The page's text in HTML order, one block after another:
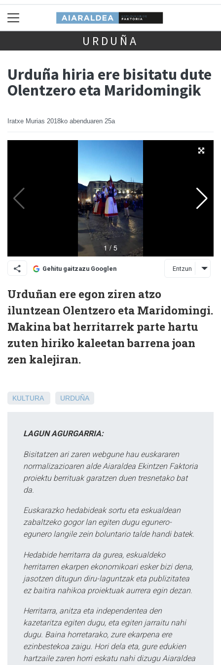
URDUÑA
Urduña hiria ere bisitatu dute
Olentzero eta Maridomingik
Iratxe Murias 2018ko abenduaren 25a
Gehitu gaitzazu Googlen Entzun
Urduñan ere egon ziren atzo
iluntzean Olentzero eta Maridomingi.
Makina bat herritarrek parte hartu
zuten hiriko kaleetan barrena joan
zen kalejiran.
KULTURA URDUÑA
LAGUN AGURGARRIA:
Bisitatzen ari zaren webgune hau euskararen
normalizazioaren alde Aiaraldea Ekintzen Faktoria
proiektu berrituak garatzen duen tresnetako bat
da.
Euskarazko hedabideak sortu eta eskualdean
zabaltzeko gogor lan egiten dugu egunero-
egunero langile zein boluntario talde handi batek.
Hedabide herritarra da gurea, eskualdeko
herritarren ekarpen ekonomikoari esker bizi dena,
jasotzen ditugun diru-laguntzak eta publizitatea
ez baitira nahikoa proiektuak aurrera egin dezan.
Herritarra, anitza eta independentea den
kazetaritza egiten dugu, eta egiten jarraitu nahi
dugu. Baina horretarako, zure ekarpena ere
ezinbestekoa zaigu. Hori dela eta, gure edukien
hartzaile zaren horri eskatu nahi dizugu Aiaraldea